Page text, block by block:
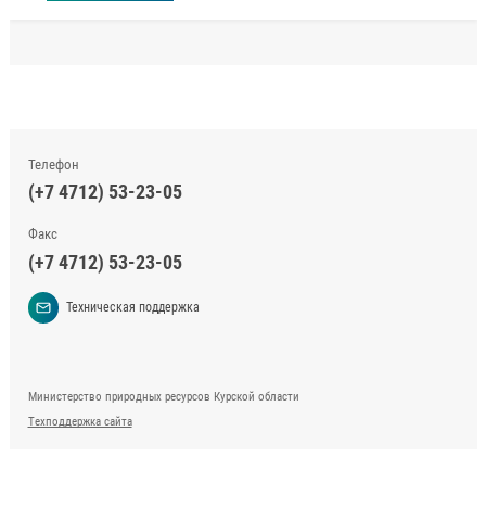
Телефон
(+7 4712) 53-23-05
Факс
(+7 4712) 53-23-05
Техническая поддержка
Министерство природных ресурсов Курской области
Техподдержка сайта